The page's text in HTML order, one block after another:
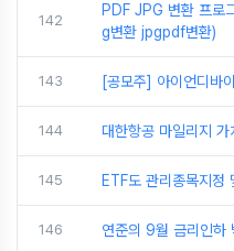
142
PDF JPG 변환 프로
g변환 jpgpdf변환)
143 [공모주] 아이언디바
144 대한항공 마일리지
145 ETF도 관리종목지정
146 연준의 9월 금리인